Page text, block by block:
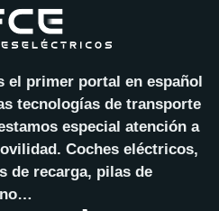
el primer portal en español
tecnologías de transporte
especial atención a
Coches eléctricos,
de recarga, pilas de